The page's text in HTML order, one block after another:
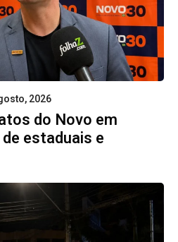
2026
do Novo em
estaduais e